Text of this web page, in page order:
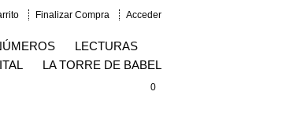
Finalizar Compra Acceder
LECTURAS
LA TORRE DE BABEL
0